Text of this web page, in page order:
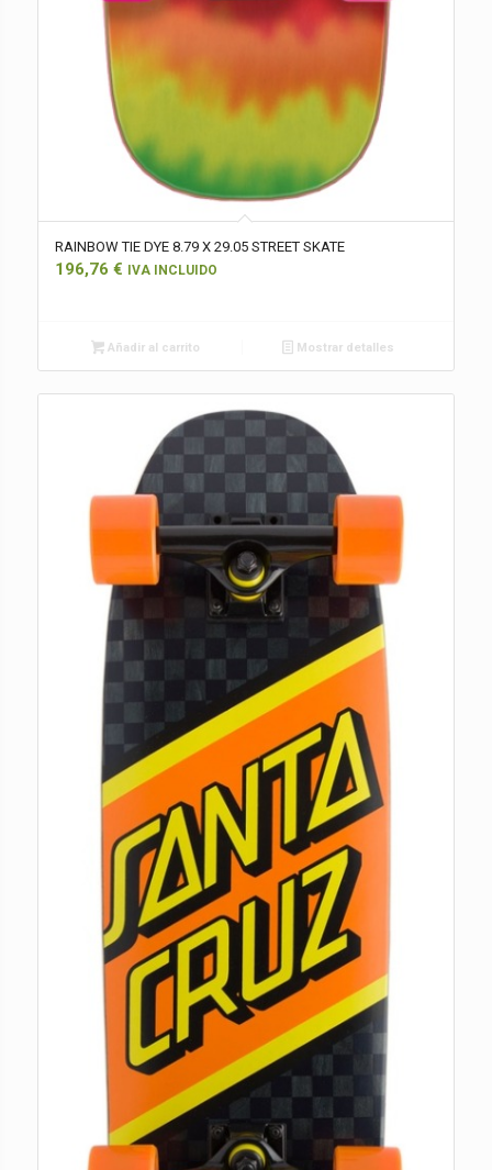
RAINBOW TIE DYE 8.79 X 29.05 STREET SKATE
196,76 € IVA INCLUIDO
Añadir al carrito Mostrar detalles